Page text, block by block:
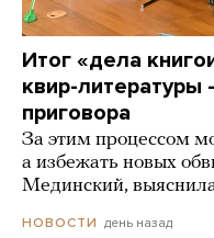
Итог «дела
квир-литературы
приговора
За этим процессом
а избежать новых
Мединский,
НОВОСТИ день назад